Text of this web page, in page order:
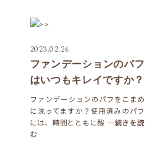
> >
2023.02.26
ファンデーションのパフ
はいつもキレイですか？
ファンデーションのパフをこまめ
に洗ってますか？使用済みのパフ
には、時間とともに酸 …続きを読
む